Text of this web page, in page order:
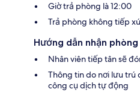
Giờ trả phòng là 12:00
Trả phòng không tiếp
Hướng dẫn nhận
Nhân viên tiếp tân sẽ
Thông tin do nơi lưu trú
công cụ dịch tự động